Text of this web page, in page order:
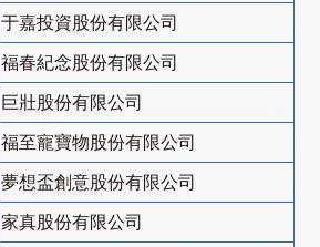
于嘉投資股份有限公司
福春紀念股份有限公司
巨壯股份有限公司
福至寵寶物股份有限公司
夢想盃創意股份有限公司
家真股份有限公司